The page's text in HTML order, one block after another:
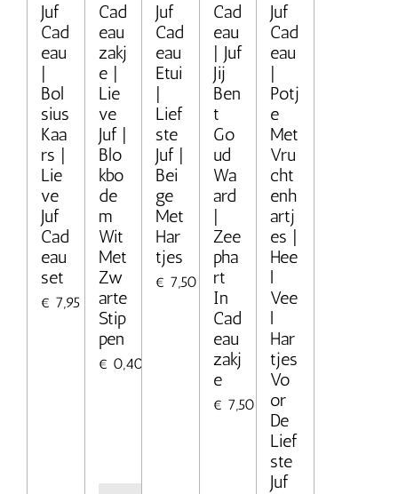
Juf
Cad
eau
|
Bol
sius
Kaa
rs |
Lie
ve
Juf
Cad
eau
set
€ 7,95
Cad
eau
zakj
e |
Lie
ve
Juf |
Blo
kbo
de
m
Wit
Met
Zw
arte
Stip
pen
€ 0,40
Juf
Cad
eau
Etui
|
Lief
ste
Juf |
Bei
ge
Met
Har
tjes
€ 7,50
Cad
eau
| Juf
Jij
Ben
t
Go
ud
Wa
ard
|
Zee
pha
rt
In
Cad
eau
zakj
e
€ 7,50
Juf
Cad
eau
|
Potj
e
Met
Vru
cht
enh
artj
es |
Hee
l
Vee
l
Har
tjes
Vo
or
De
Lief
ste
Juf